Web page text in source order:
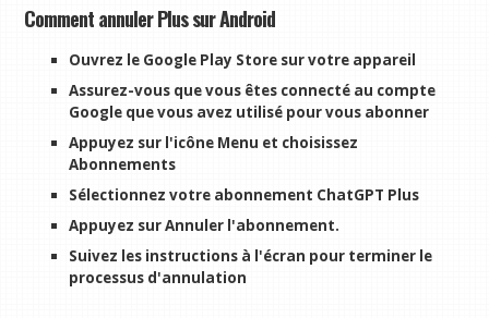
Comment annuler Plus sur Android
Ouvrez le Google Play Store sur votre appareil
Assurez-vous que vous êtes connecté au compte
Google que vous avez utilisé pour vous abonner
Appuyez sur l'icône Menu et choisissez
Abonnements
Sélectionnez votre abonnement ChatGPT Plus
Appuyez sur Annuler l'abonnement.
Suivez les instructions à l'écran pour terminer le
processus d'annulation